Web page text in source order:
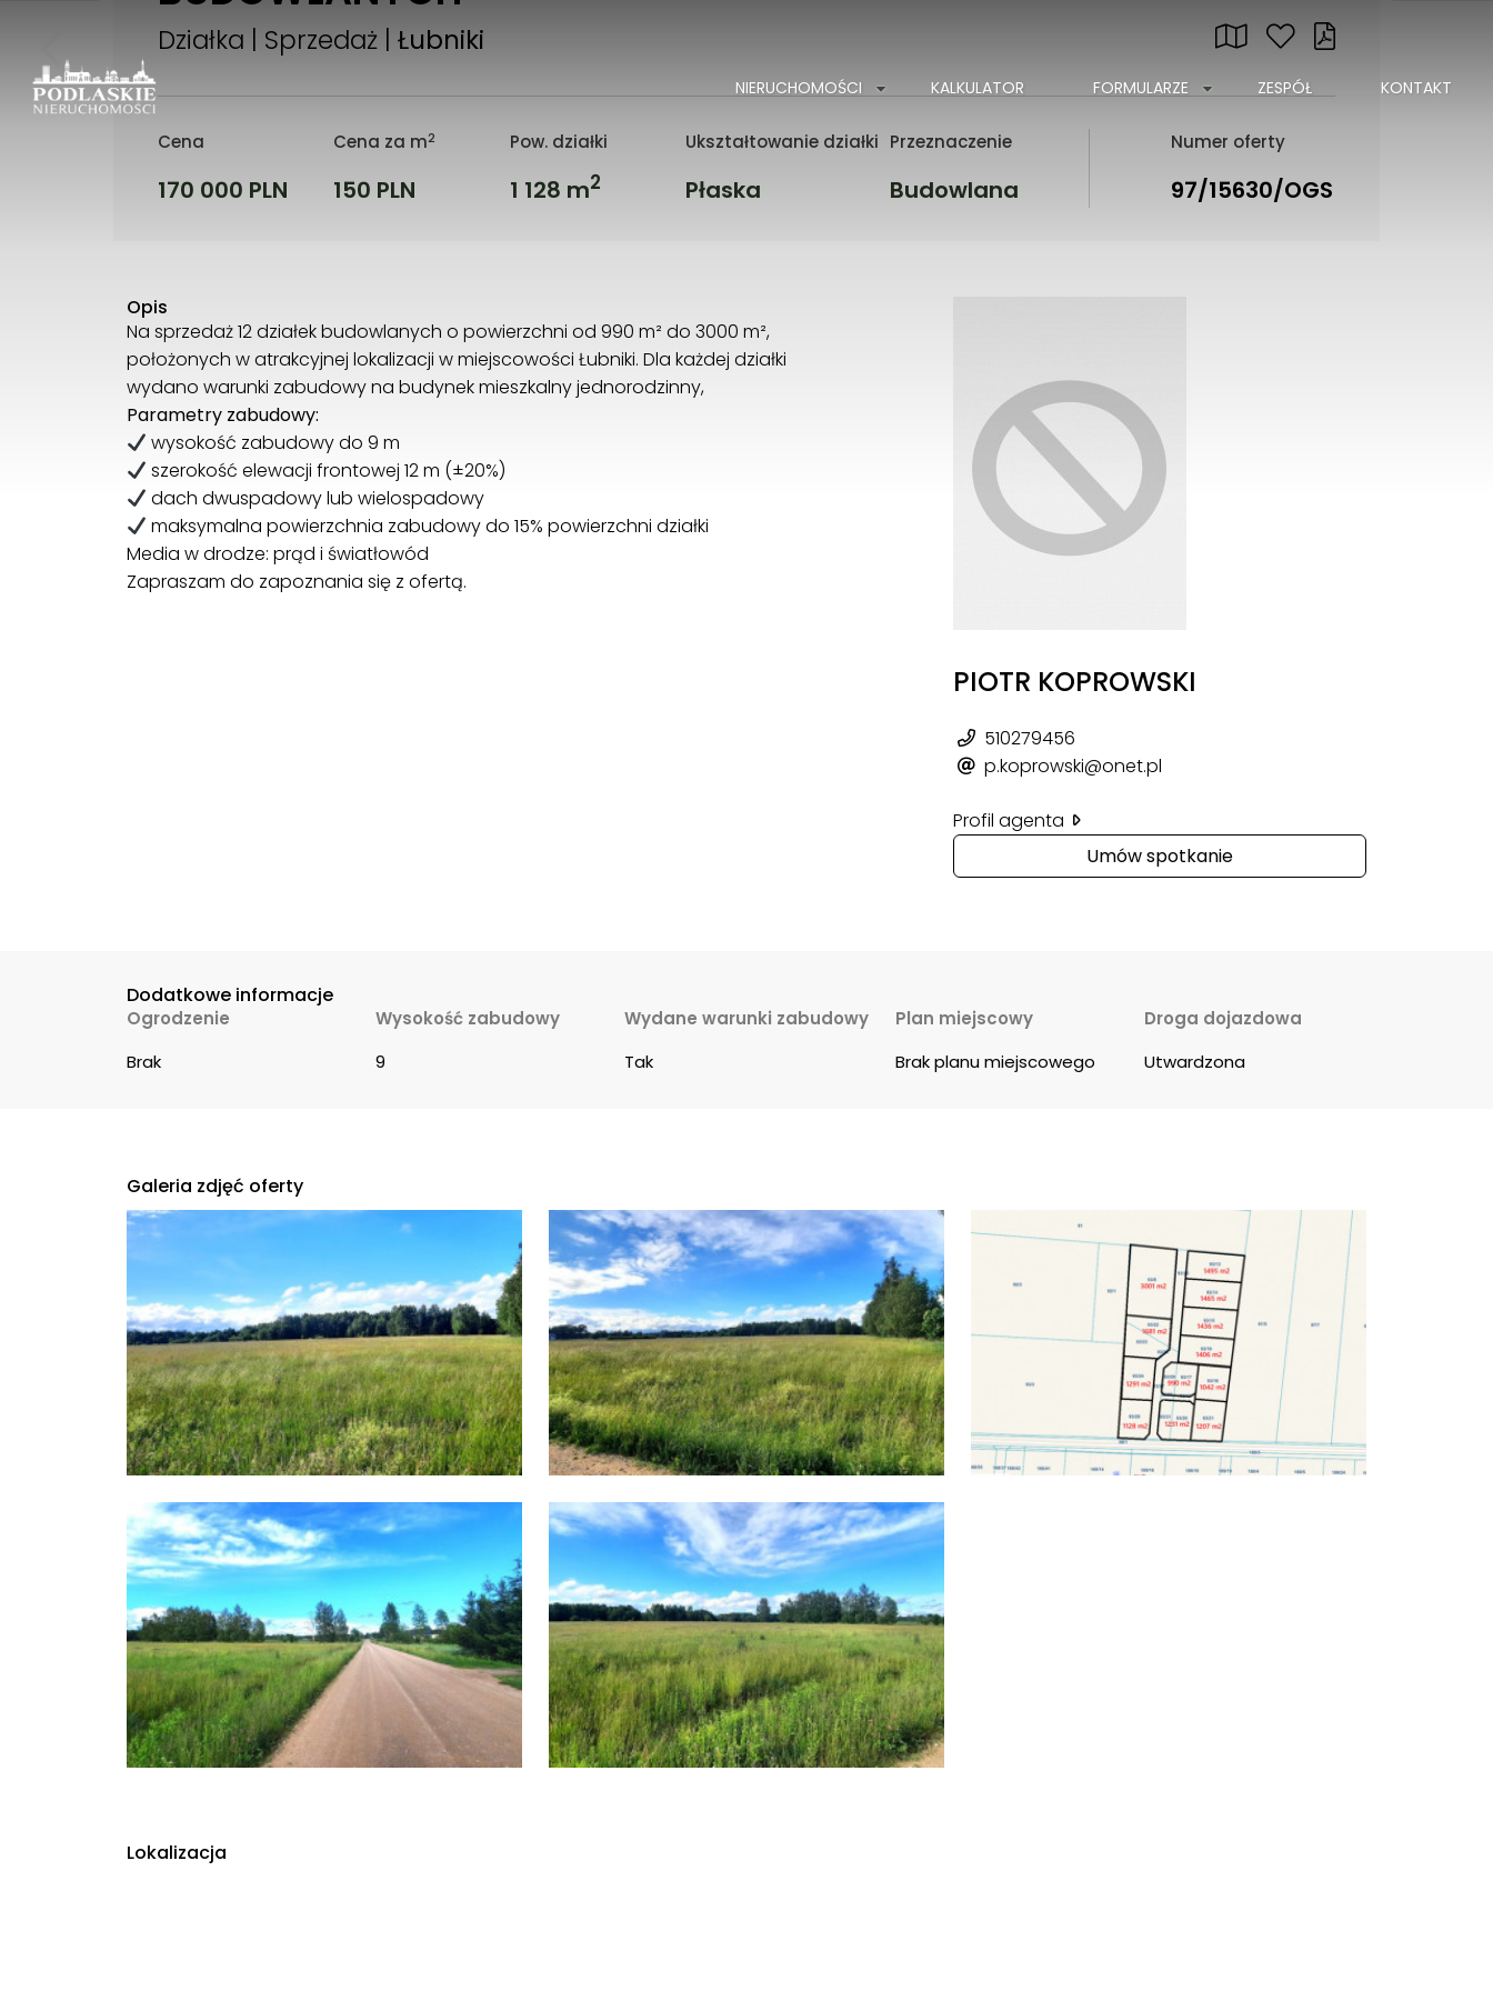
NIERUCHOMOŚCI KALKULATOR FORMULARZE ZESPÓŁ KONTAKT
Działka | Sprzedaż |Łubniki
Cena
170 000 PLN
Cena za m2
150 PLN
Pow. działki
1 128 m2
Ukształtowanie działki
Płaska
Przeznaczenie
Budowlana
Numer oferty
97/15630/OGS
Opis
Na sprzedaż 12 działek budowlanych o powierzchni od 990 m² do 3000 m²,
położonych w atrakcyjnej lokalizacji w miejscowości Łubniki. Dla każdej działki
wydano warunki zabudowy na budynek mieszkalny jednorodzinny,
Parametry zabudowy:
wysokość zabudowy do 9 m
szerokość elewacji frontowej 12 m (±20%)
dach dwuspadowy lub wielospadowy
maksymalna powierzchnia zabudowy do 15% powierzchni działki
Media w drodze: prąd i światłowód
Zapraszam do zapoznania się z ofertą.
PIOTR KOPROWSKI
510279456
p.koprowski@onet.pl
Profil agenta
Umów spotkanie
Dodatkowe informacje
Ogrodzenie
Brak
Wysokość zabudowy
9
Wydane warunki zabudowy
Tak
Plan miejscowy
Brak planu miejscowego
Droga dojazdowa
Utwardzona
Galeria zdjęć oferty
Lokalizacja